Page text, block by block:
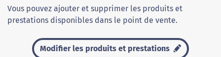
Vous pouvez ajouter et supprimer les produits et
prestations disponibles dans le point de vente.
Modifier les produits et prestations